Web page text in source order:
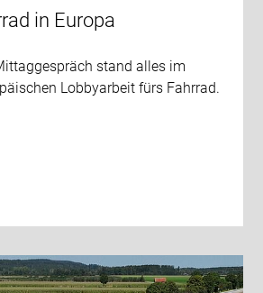
in Europa
stand alles im
Lobbyarbeit fürs Fahrrad.